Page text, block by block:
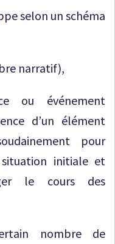
selon un schéma
narratif),
ou événement
d’un élément
pour
initiale et
le cours des
nombre de